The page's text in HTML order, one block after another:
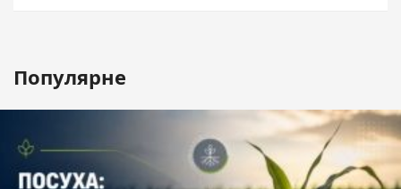
Популярне